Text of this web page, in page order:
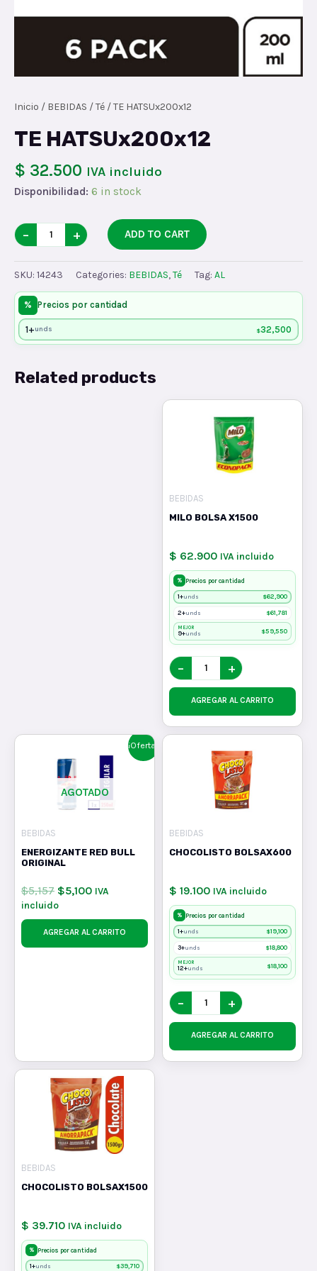
Inicio / BEBIDAS /Té / TE HATSUx200x12
TE HATSUx200x12
$ 32.500 IVA incluido
Disponibilidad: 6 in stock
TE
HATSUx200x12
quantity
− + ADD TO CART
SKU: 14243 Categories: BEBIDAS,Té Tag: AL
% Precios por cantidad
1+unds $32,500
Related products
BEBIDAS
MILO BOLSA X1500
$ 62.900 IVA incluido
% Precios por cantidad
1+unds $62,900
2+unds $61,781
MEJOR
9+unds $59,550
− +
AGREGAR AL CARRITO
¡Oferta!
AGOTADO
BEBIDAS
ENERGIZANTE RED BULL
ORIGINAL
$5,157 $5,100 IVA
incluido
AGREGAR AL CARRITO
BEBIDAS
CHOCOLISTO BOLSAX600
$ 19.100 IVA incluido
% Precios por cantidad
1+unds $19,100
3+unds $18,800
MEJOR
12+unds $18,100
− +
AGREGAR AL CARRITO
BEBIDAS
CHOCOLISTO BOLSAX1500
$ 39.710 IVA incluido
% Precios por cantidad
1+unds $39,710